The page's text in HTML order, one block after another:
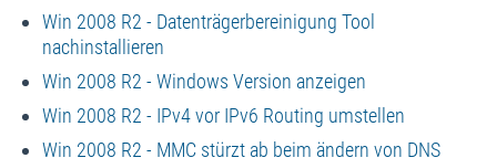
Win 2008 R2 - Datenträgerbereinigung Tool
nachinstallieren
Win 2008 R2 - Windows Version anzeigen
Win 2008 R2 - IPv4 vor IPv6 Routing umstellen
Win 2008 R2 - MMC stürzt ab beim ändern von DNS